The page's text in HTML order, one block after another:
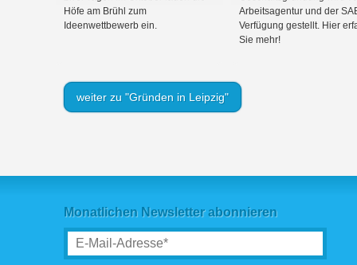
Höfe am Brühl zum
Ideenwettbewerb ein.
Arbeitsagentur und der
Verfügung gestellt. Hier
Sie mehr!
weiter zu "Gründen in Leipzig"
Monatlichen Newsletter abonnieren